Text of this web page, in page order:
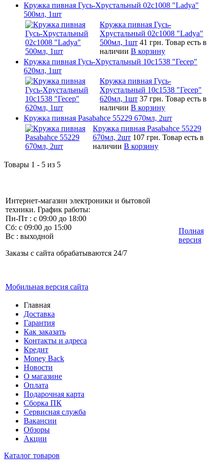
Кружка пивная Гусь-Хрустальный 02c1008 "Ladya"
500мл, 1шт
Кружка пивная Гусь-
Хрустальный 02c1008 "Ladya"
500мл, 1шт 41 грн. Товар есть в
наличии В корзину
Кружка пивная Гусь-Хрустальный 10c1538 "Гесер"
620мл, 1шт
Кружка пивная Гусь-
Хрустальный 10c1538 "Гесер"
620мл, 1шт 37 грн. Товар есть в
наличии В корзину
Кружка пивная Pasabahce 55229 670мл, 2шт
Кружка пивная Pasabahce 55229
670мл, 2шт 107 грн. Товар есть в
наличии В корзину
Товары 1 - 5 из 5
Интернет-магазин электроники и бытовой
техники. График работы:
Пн-Пт : с 09:00 до 18:00
Сб: с 09:00 до 15:00
Вс : выходной
Заказы с сайта обрабатываются 24/7
Мобильная версия сайта
Полная
версия
Главная
Доставка
Гарантия
Как заказать
Контакты и адреса
Кредит
Money Back
Новости
О магазине
Оплата
Подарочная карта
Сборка ПК
Сервисная служба
Вакансии
Обзоры
Акции
Каталог товаров